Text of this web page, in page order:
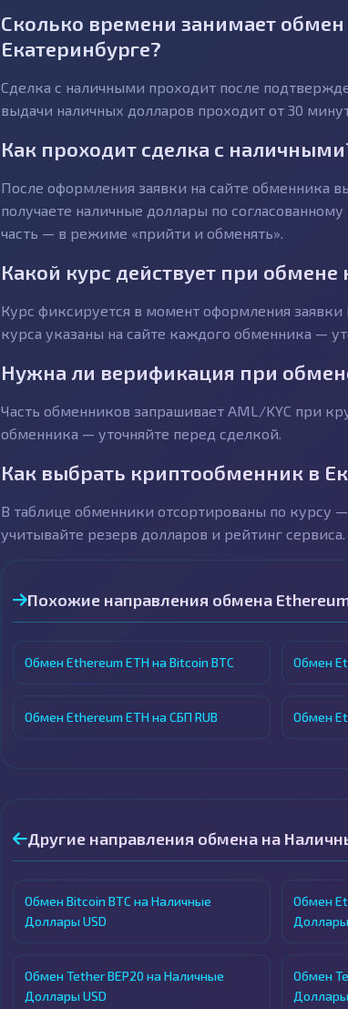
Сколько времени занимает
Екатеринбурге?
Сделка с наличными проходит после
выдачи наличных долларов проходит от 30
Как проходит сделка с
После оформления заявки на сайте обменника
получаете наличные доллары по
часть — в режиме «прийти и обменять».
Какой курс действует при обмене
Курс фиксируется в момент оформления заявки
курса указаны на сайте каждого обменника —
Нужна ли верификация при
Часть обменников запрашивает AML/KYC при
обменника — уточняйте перед сделкой.
Как выбрать криптообменник в
В таблице обменники отсортированы по курсу
учитывайте резерв долларов и рейтинг сервиса.
Похожие направления обмена
Обмен Ethereum ETH на Bitcoin BTC Обмен
Обмен Ethereum ETH на СБП RUB Обмен
Другие направления обмена на
Обмен Bitcoin BTC на Наличные
Доллары USD
Обмен
Доллары
Обмен Tether BEP20 на Наличные
Доллары USD
Обмен
Доллары